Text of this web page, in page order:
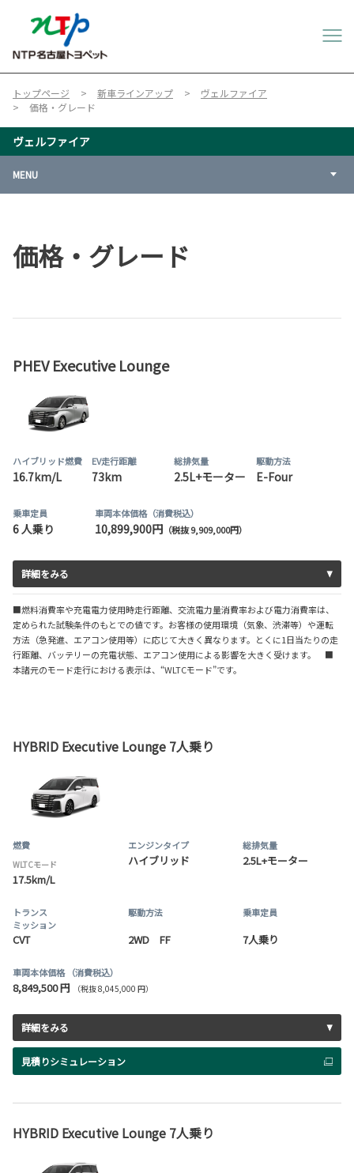
トップページ 新車ラインアップ
ヴェルファイア
価格・グレード
ヴェルファイア
MENU
価格・グレード
PHEV Executive Lounge
ハイブリッド燃費
16.7km/L
EV走行距離
73km
総排気量
2.5L+モーター
駆動方法
E-Four
乗車定員
6 人乗り
車両本体価格（消費税込）
10,899,900円（税抜 9,909,000円）
詳細をみる
■燃料消費率や充電電力使用時走行距離、交流電力量消費率および電力消費率は、
定められた試験条件のもとでの値です。お客様の使用環境（気象、渋滞等）や運転
方法（急発進、エアコン使用等）に応じて大きく異なります。とくに1日当たりの走
行距離、バッテリーの充電状態、エアコン使用による影響を大きく受けます。 ■
本諸元のモード走行における表示は、“WLTCモード”です。
HYBRID Executive Lounge 7人乗り
燃費
WLTCモード
17.5km/L
エンジンタイプ
ハイブリッド
総排気量
2.5L+モーター
トランス
ミッション
CVT
駆動方法
2WD FF
乗車定員
7人乗り
車両本体価格 （消費税込）
8,849,500 円 （税抜 8,045,000 円）
詳細をみる
見積りシミュレーション
HYBRID Executive Lounge 7人乗り